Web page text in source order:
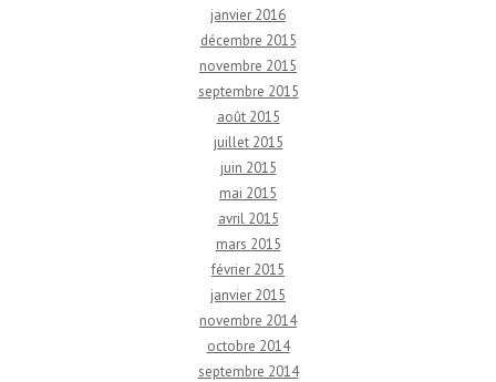
janvier 2016
décembre 2015
novembre 2015
septembre 2015
août 2015
juillet 2015
juin 2015
mai 2015
avril 2015
mars 2015
février 2015
janvier 2015
novembre 2014
octobre 2014
septembre 2014